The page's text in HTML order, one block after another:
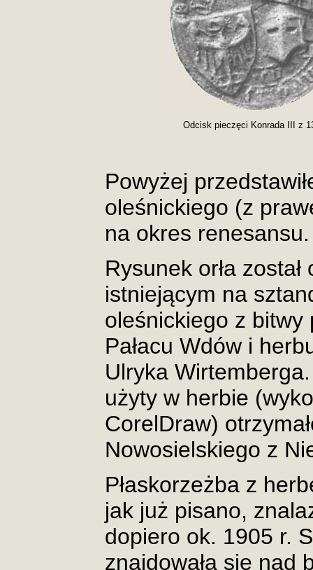
Odcisk pieczęci Konrada III z
Powyżej
oleśnickiego (z
na okres renesansu.
Rysunek orła
istniejącym na
oleśnickiego z
Pałacu Wdów i
Ulryka
użyty w herbie
CorelDraw)
Nowosielskiego z
Płaskorzeżba z
jak już pisano,
dopiero ok. 1905 r.
znajdowała się nad